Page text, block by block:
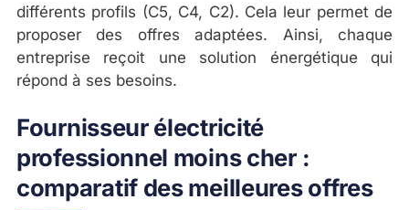
différents profils (C5, C4, C2). Cela leur permet de
proposer des offres adaptées. Ainsi, chaque
entreprise reçoit une solution énergétique qui
répond à ses besoins.
Fournisseur électricité
professionnel moins cher :
comparatif des meilleures offres